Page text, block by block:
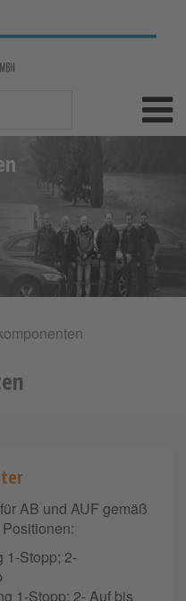
AB und AUF gemäß
1-Stopp; 2-
1-Stopp; 2- Auf bis